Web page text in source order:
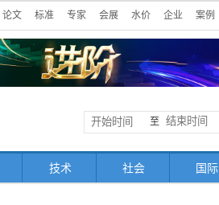
论文 标准 专家 会展 水价 企业 案例
至
技术 社会 国际